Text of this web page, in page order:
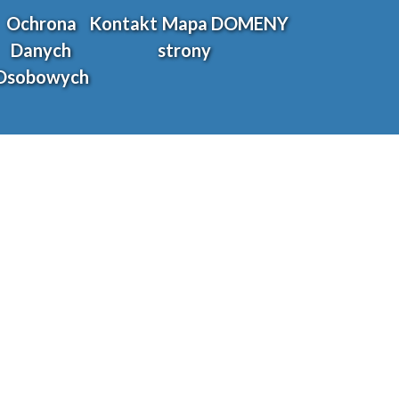
Ochrona
Danych
Kontakt Mapa
strony
DOMENY